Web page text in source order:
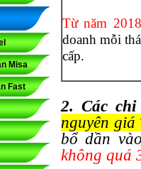
Misa
Fast
Từ năm
doanh mỗi
cấp.
2. Các
nguyên giá
bổ dần vào
không quá